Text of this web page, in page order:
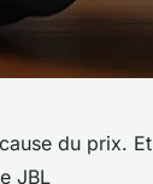
du prix. Et
JBL